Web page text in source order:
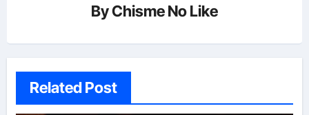
ByChisme No Like
Related Post